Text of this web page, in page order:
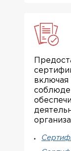
включая